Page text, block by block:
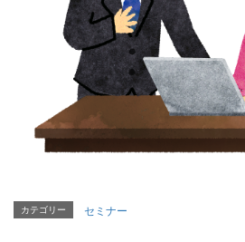
カテゴリー セミナー